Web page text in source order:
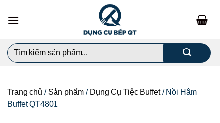
đến
dung
Search
for:
Trang chủ / Sản phẩm / Dụng Cụ Tiệc Buffet/ Nồi Hâm
Buffet QT4801